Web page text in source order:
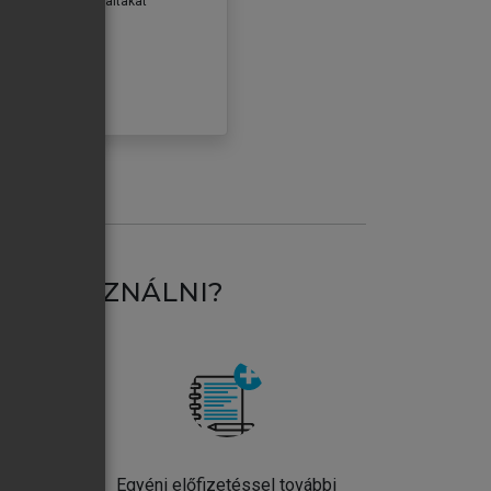
HASZNÁLNI?
Egyéni előfizetéssel további